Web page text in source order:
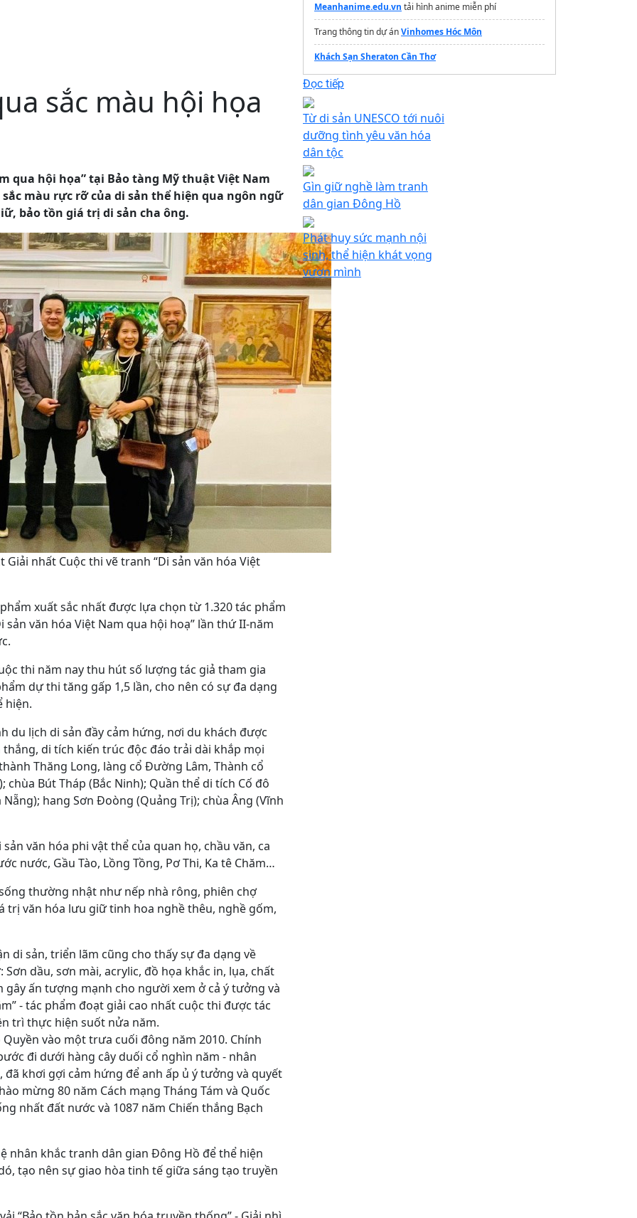
sắc màu hội họa
qua hội họa” tại Bảo tàng Mỹ thuật Việt Nam
màu rực rỡ của di sản thể hiện qua ngôn ngữ
bảo tồn giá trị di sản cha ông.
nhất Cuộc thi vẽ tranh “Di sản văn hóa Việt
xuất sắc nhất được lựa chọn từ 1.320 tác phẩm
văn hóa Việt Nam qua hội hoạ” lần thứ II-năm
thi năm nay thu hút số lượng tác giả tham gia
dự thi tăng gấp 1,5 lần, cho nên có sự đa dạng
hiện.
du lịch di sản đầy cảm hứng, nơi du khách được
di tích kiến trúc độc đáo trải dài khắp mọi
Thăng Long, làng cổ Đường Lâm, Thành cổ
chùa Bút Tháp (Bắc Ninh); Quần thể di tích Cố đô
hang Sơn Đoòng (Quảng Trị); chùa Âng (Vĩnh
văn hóa phi vật thể của quan họ, chầu văn, ca
nước, Gầu Tào, Lồng Tồng, Pơ Thi, Ka tê Chăm…
thường nhật như nếp nhà rông, phiên chợ
trị văn hóa lưu giữ tinh hoa nghề thêu, nghề gốm,
di sản, triển lãm cũng cho thấy sự đa dạng về
dầu, sơn mài, acrylic, đồ họa khắc in, lụa, chất
ấn tượng mạnh cho người xem ở cả ý tưởng và
- tác phẩm đoạt giải cao nhất cuộc thi được tác
trì thực hiện suốt nửa năm.
vào một trưa cuối đông năm 2010. Chính
đi dưới hàng cây duối cổ nghìn năm - nhân
khơi gợi cảm hứng để anh ấp ủ ý tưởng và quyết
mừng 80 năm Cách mạng Tháng Tám và Quốc
nhất đất nước và 1087 năm Chiến thắng Bạch
nhân khắc tranh dân gian Đông Hồ để thể hiện
tạo nên sự giao hòa tinh tế giữa sáng tạo truyền
Meanhanime.edu.vn tải hình anime miễn phí
Trang thông tin dự ánVinhomes Hóc Môn
Khách Sạn Sheraton Cần Thơ
Đọc tiếp
Từ di sản UNESCO tới nuôi
dưỡng tình yêu văn hóa
dân tộc
Gìn giữ nghề làm tranh
dân gian Đông Hồ
Phát huy sức mạnh nội
sinh, thể hiện khát vọng
vươn mình